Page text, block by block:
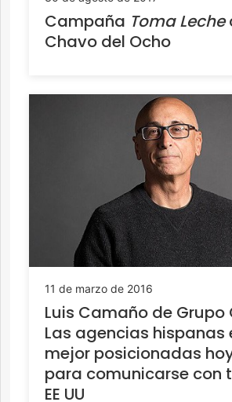
Campaña Toma Leche
Chavo del Ocho
11 de marzo de 2016
Luis Camaño de Grupo
Las agencias hispanas
mejor posicionadas
para comunicarse con
EE UU